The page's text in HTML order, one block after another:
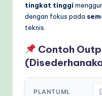
tingkat tinggi
dengan fokus pada
teknis.
Contoh
PLANTUML